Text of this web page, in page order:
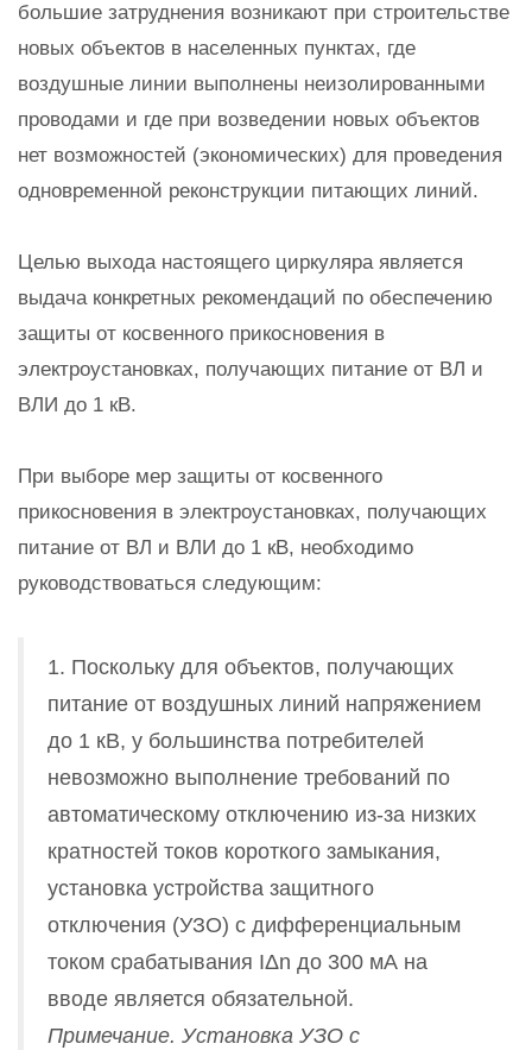
большие затруднения возникают при строительстве
новых объектов в населенных пунктах, где
воздушные линии выполнены неизолированными
проводами и где при возведении новых объектов
нет возможностей (экономических) для проведения
одновременной реконструкции питающих линий.
Целью выхода настоящего циркуляра является
выдача конкретных рекомендаций по обеспечению
защиты от косвенного прикосновения в
электроустановках, получающих питание от ВЛ и
ВЛИ до 1 кВ.
При выборе мер защиты от косвенного
прикосновения в электроустановках, получающих
питание от ВЛ и ВЛИ до 1 кВ, необходимо
руководствоваться следующим:
1. Поскольку для объектов, получающих
питание от воздушных линий напряжением
до 1 кВ, у большинства потребителей
невозможно выполнение требований по
автоматическому отключению из-за низких
кратностей токов короткого замыкания,
установка устройства защитного
отключения (УЗО) с дифференциальным
током срабатывания IΔn до 300 мА на
вводе является обязательной.
Примечание. Установка УЗО с